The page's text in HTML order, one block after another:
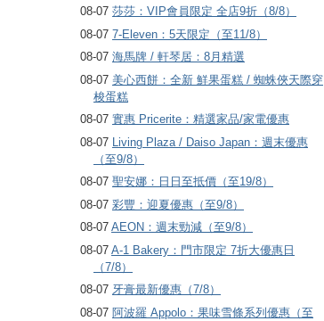
08-07 莎莎：VIP會員限定 全店9折（8/8）
08-07 7-Eleven：5天限定（至11/8）
08-07 海馬牌 / 軒琴居：8月精選
08-07 美心西餅：全新 鮮果蛋糕 / 蜘蛛俠天際穿
梭蛋糕
08-07 實惠 Pricerite：精選家品/家電優惠
08-07
Living Plaza / Daiso Japan：週末優惠
（至9/8）
08-07 聖安娜：日日至抵價（至19/8）
08-07 彩豐：迎夏優惠（至9/8）
08-07 AEON：週末勁減（至9/8）
08-07 A-1 Bakery：門市限定 7折大優惠日
（7/8）
08-07 牙膏最新優惠（7/8）
08-07 阿波羅 Appolo：果味雪條系列優惠（至